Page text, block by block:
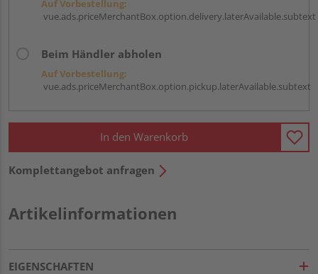
Auf Vorbestellung:
vue.ads.priceMerchantBox.option.delivery.laterAvailable.subtext
Beim Händler abholen
Auf Vorbestellung:
vue.ads.priceMerchantBox.option.pickup.laterAvailable.subtext
In den Warenkorb
Komplettangebot anfragen
Artikelinformationen
EIGENSCHAFTEN